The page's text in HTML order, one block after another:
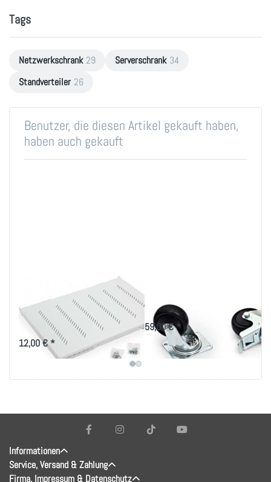
Tags
Netzwerkschrank 29 Serverschrank 34
Standverteiler 26
Benutzer, die diesen Artikel gekauft haben,
haben auch gekauft
19 Zoll Fachboden
bis 80kg Belastung
in versch. Tiefen
12,00 € *
Standverteiler
59,00 € *
Informationen
Service, Versand & Zahlung
Firma, Impressum & Datenschutz